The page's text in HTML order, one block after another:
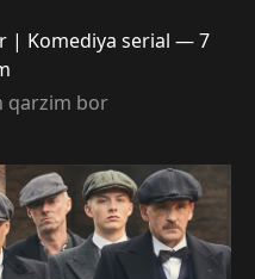
| Komediya serial — 7
qarzim bor